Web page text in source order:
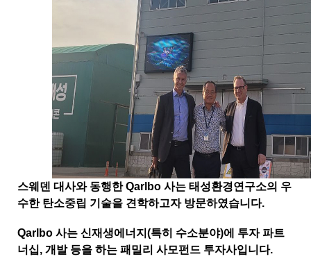
스웨덴 대사와 동행한Qarlbo 사는 태성환경연구소의 우
수한 탄소중립 기술을 견학하고자 방문하였습니다.
Qarlbo 사는 신재생에너지 (특히 수소분야)에 투자 파트
너십, 개발 등을 하는 패밀리 사모펀드 투자사입니다.